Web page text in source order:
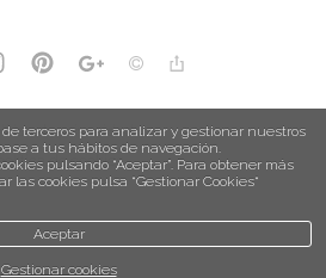
de privacidad
de cookies
terceros para analizar y gestionar nuestros
a tus hábitos de navegación.
pulsando “Aceptar”. Para obtener más
las cookies pulsa “Gestionar Cookies“
Aceptar
Gestionar cookies